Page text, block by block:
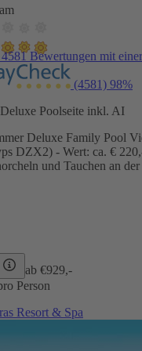
Bewertungen mit
(4581) 98%
Poolseite inkl. AI
Deluxe Family Pool
DZX2) - Wert: ca. €
und Tauchen an
ab €929,-
Person
Resort & Spa